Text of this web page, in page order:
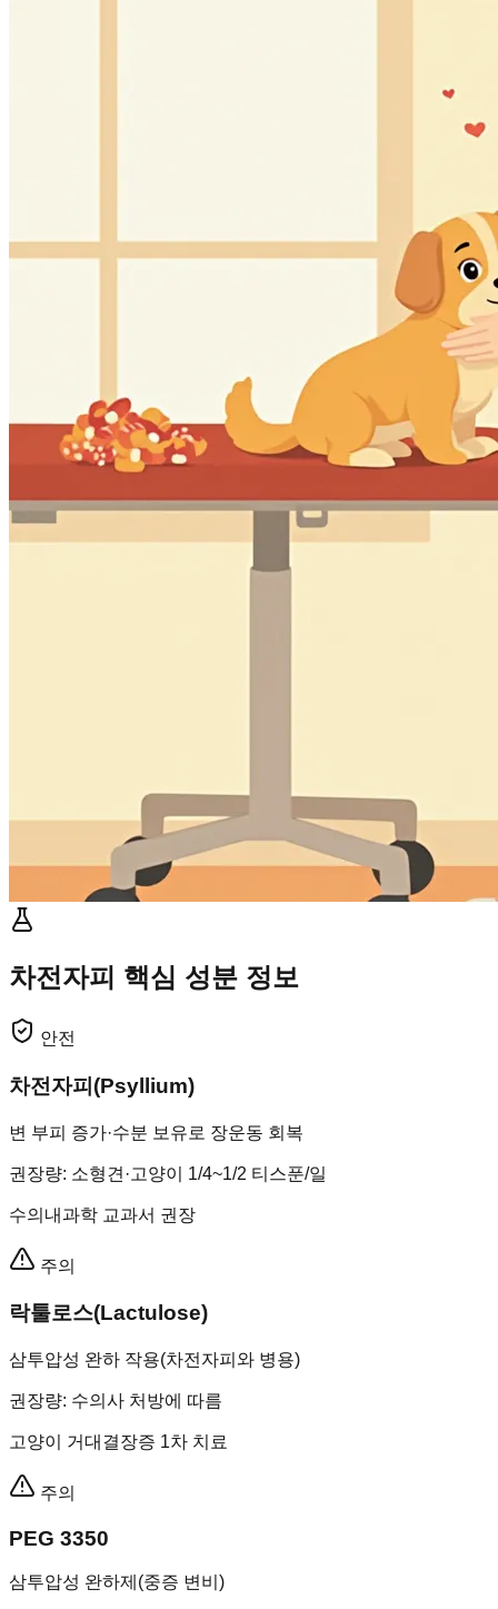
차전자피 핵심 성분 정보
안전
차전자피(Psyllium)
변 부피 증가·수분 보유로 장운동 회복
권장량: 소형견·고양이 1/4~1/2 티스푼/일
수의내과학 교과서 권장
주의
락툴로스(Lactulose)
삼투압성 완하 작용(차전자피와 병용)
권장량: 수의사 처방에 따름
고양이 거대결장증 1차 치료
주의
PEG 3350
삼투압성 완하제(중증 변비)